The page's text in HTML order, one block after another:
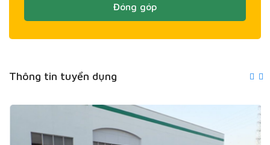
Đóng góp
Thông tin tuyển dụng